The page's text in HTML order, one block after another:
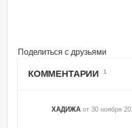
Поделиться с друзьями
КОММЕНТАРИИ 1
ХАДИЖА от 30 ноября